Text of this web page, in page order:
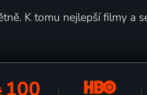
K tomu nejlepší filmy a
100